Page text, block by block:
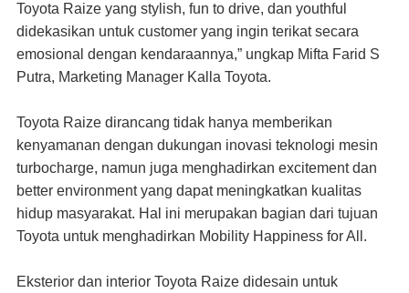
Toyota Raize yang stylish, fun to drive, dan youthful
didekasikan untuk customer yang ingin terikat secara
emosional dengan kendaraannya,” ungkap Mifta Farid S
Putra, Marketing Manager Kalla Toyota.
Toyota Raize dirancang tidak hanya memberikan
kenyamanan dengan dukungan inovasi teknologi mesin
turbocharge, namun juga menghadirkan excitement dan
better environment yang dapat meningkatkan kualitas
hidup masyarakat. Hal ini merupakan bagian dari tujuan
Toyota untuk menghadirkan Mobility Happiness for All.
Eksterior dan interior Toyota Raize didesain untuk